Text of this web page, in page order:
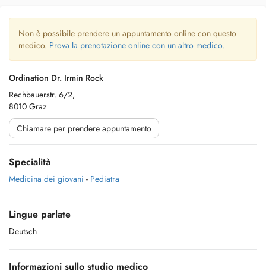
Non è possibile prendere un appuntamento online con questo
medico. Prova la prenotazione online con un altro medico.
Ordination Dr. Irmin Rock
Rechbauerstr. 6/2,
8010 Graz
Chiamare per prendere appuntamento
Specialità
Medicina dei giovani - Pediatra
Lingue parlate
Deutsch
Informazioni sullo studio medico